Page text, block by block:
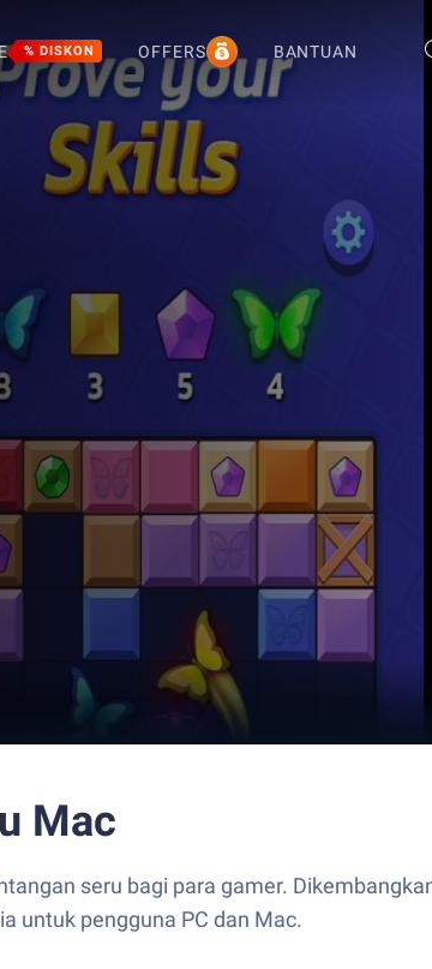
% DISKON OFFERS BANTUAN
Mac
seru bagi para gamer.
untuk pengguna PC dan Mac.